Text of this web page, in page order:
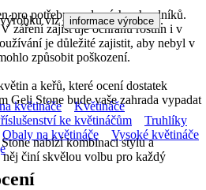
pro potřeby moderních zahradníků.
záření zajišťuje ochranu rostlin i v
je důležité zajistit, aby nebyl v
způsobit poškození.
a keřů, které ocení dostatek
Geli Stone bude vaše zahrada vypadat
nabízí kombinaci stylu a
činí skvělou volbu pro každý
výrobku viz informace výrobce .
květináče
Květináče
ke květináčům
Truhlíky
Obaly na květináče
Vysoké květináče